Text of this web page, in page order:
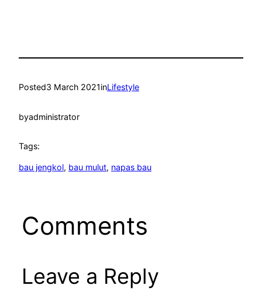
Posted3 March 2021inLifestyle
byadministrator
Tags:
bau jengkol, bau mulut, napas bau
Comments
Leave a Reply